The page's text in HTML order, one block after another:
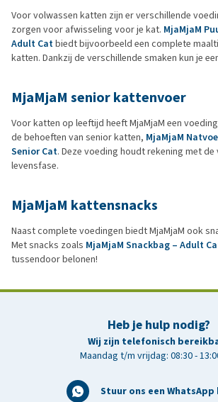
Voor volwassen katten zijn er verschillende
zorgen voor afwisseling voor je kat. MjaMjaM
Adult Catbiedt bijvoorbeeld een complete
katten. Dankzij de verschillende smaken kun je
MjaMjaM senior kattenvoer
Voor katten op leeftijd heeft MjaMjaM een
de behoeften van senior katten, MjaMjaM
Senior Cat. Deze voeding houdt rekening met de
levensfase.
MjaMjaM kattensnacks
Naast complete voedingen biedt MjaMjaM ook
Met snacks zoals MjaMjaM Snackbag – Adult
tussendoor belonen!
Heb je hulp nodig?
Wij zijn telefonisch
Maandag t/m vrijdag: 08:30 -
Stuur ons een